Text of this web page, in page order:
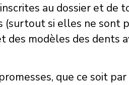
au dossier et de
(surtout si elles ne sont
des modèles des
que ce soit